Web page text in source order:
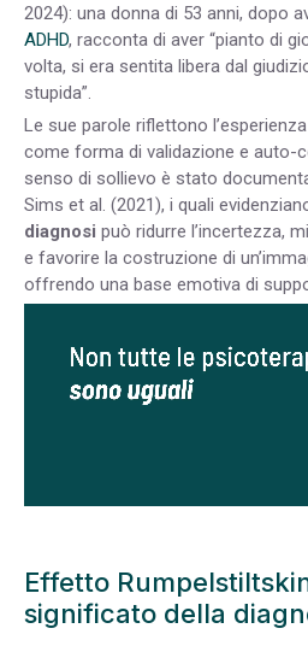
2024): una donna di 53 anni, dopo
ADHD, racconta di aver “pianto di
volta, si era sentita libera dal
stupida”.
Le sue parole riflettono
come forma di validazione e auto-
senso di sollievo è stato
Sims et al. (2021), i quali
diagnosi può ridurre l’incertezza,
e favorire la costruzione di
offrendo una base emotiva di
Effetto
significato della